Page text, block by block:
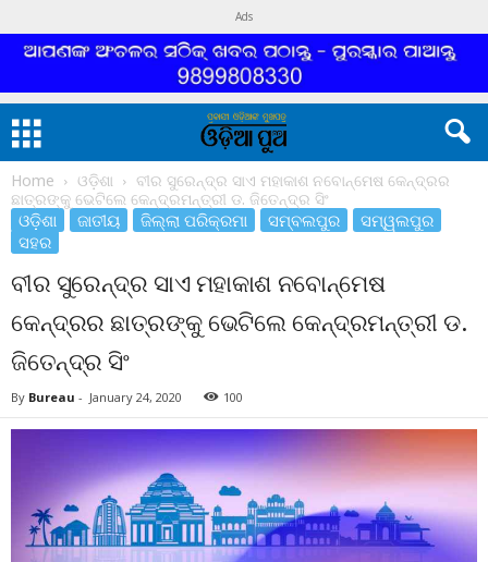
Ads
Home ଓଡ଼ିଶା
ବୀର ସୁରେନ୍ଦ୍ର ସାଏ ମହାକାଶ ନବୋନ୍ମେଷ କେନ୍ଦ୍ରର
ଛାତ୍ରଙ୍କୁ ଭେଟିଲେ କେନ୍ଦ୍ରମନ୍ତ୍ରୀ ଡ. ଜିତେନ୍ଦ୍ର ସିଂ
ଓଡ଼ିଶା ଜାତୀୟ ଜିଲ୍ଲା ପରିକ୍ରମା ସମ୍ବଲପୁର
ସମ୍ୱଲପୁର
ସହର
ବୀର ସୁରେନ୍ଦ୍ର ସାଏ ମହାକାଶ ନବୋନ୍ମେଷ
କେନ୍ଦ୍ରର ଛାତ୍ରଙ୍କୁ ଭେଟିଲେ କେନ୍ଦ୍ରମନ୍ତ୍ରୀ ଡ.
ଜିତେନ୍ଦ୍ର ସିଂ
By Bureau - January 24, 2020 100